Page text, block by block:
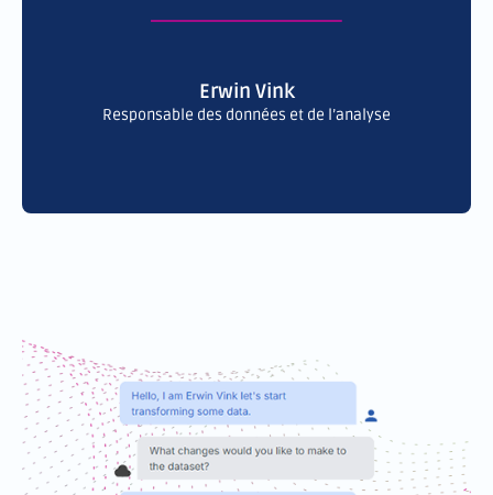
Erwin Vink
Responsable des données et de l’analyse